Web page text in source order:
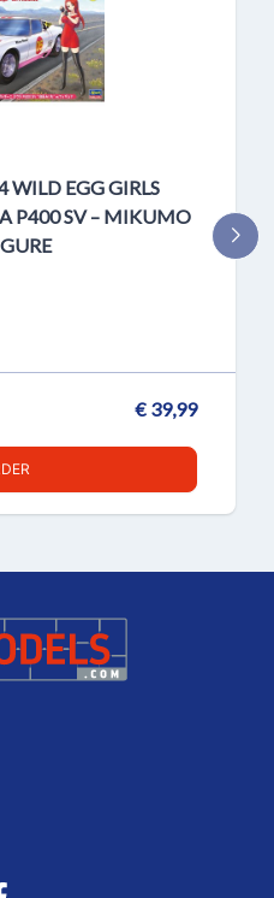
WILD EGG GIRLS
P400 SV – MIKUMO
€ 39,99